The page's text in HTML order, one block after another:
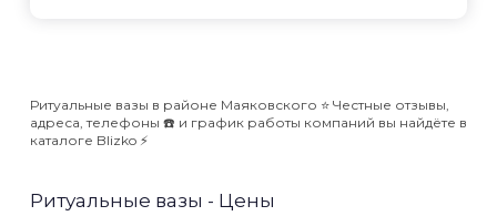
Ритуальные вазы в районе Маяковского ⭐️ Честные отзывы,
адреса, телефоны ☎️ и график работы компаний вы найдёте в
каталоге Blizko ⚡️
Ритуальные вазы - Цены